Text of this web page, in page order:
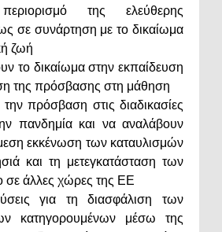
της ελεύθερης
σε συνάρτηση με το δικαίωμα
ζωή
το δικαίωμα στην εκπαίδευση
της πρόσβασης στη μάθηση
πρόσβαση στις διαδικασίες
πανδημία και να αναλάβουν
εκκένωση των καταυλισμών
και τη μετεγκατάσταση των
σε άλλες χώρες της ΕΕ
για τη διασφάλιση των
κατηγορουμένων μέσω της